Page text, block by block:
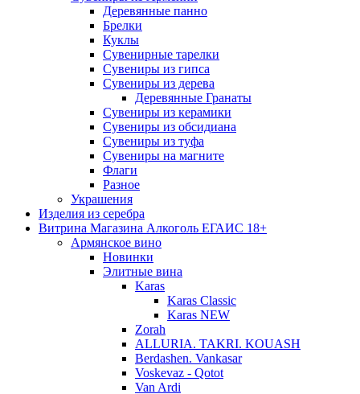
Деревянные панно
Брелки
Куклы
Сувенирные тарелки
Сувениры из гипса
Сувениры из дерева
Деревянные Гранаты
Сувениры из керамики
Сувениры из обсидиана
Сувениры из туфа
Сувениры на магните
Флаги
Разное
Украшения
Изделия из серебра
Витрина Магазина Алкоголь ЕГАИС 18+
Армянское вино
Новинки
Элитные вина
Karas
Karas Classic
Karas NEW
Zorah
ALLURIA. TAKRI. KOUASH
Berdashen. Vankasar
Voskevaz - Qotot
Van Ardi